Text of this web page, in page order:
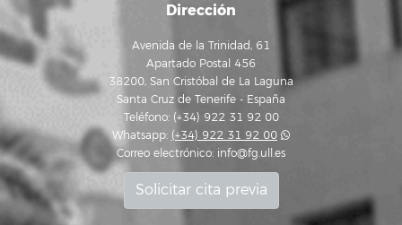
Dirección
Avenida de la Trinidad, 61
Apartado Postal 456
38200, San Cristóbal de La Laguna
Santa Cruz de Tenerife - España
Teléfono: (+34) 922 31 92 00
Whatsapp: (+34) 922 31 92 00
Correo electrónico: info@fg.ull.es
Solicitar cita previa